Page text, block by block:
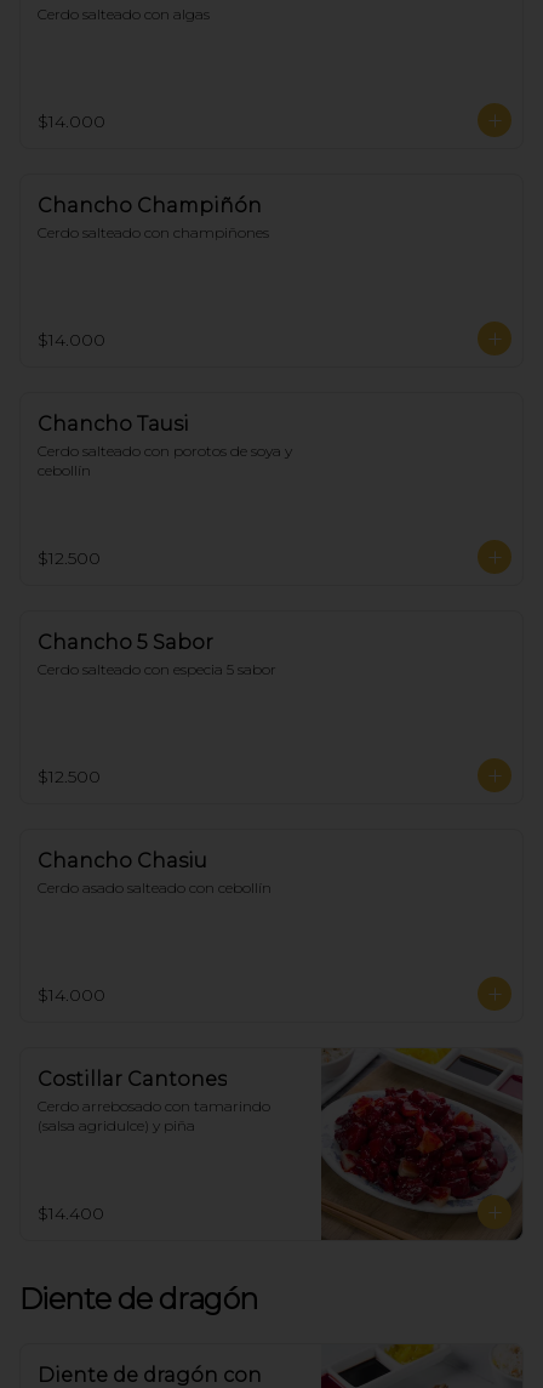
Cerdo salteado con algas
$14.000
Chancho Champiñón
Cerdo salteado con champiñones
$14.000
Chancho Tausi
Cerdo salteado con porotos de soya y
cebollín
$12.500
Chancho 5 Sabor
Cerdo salteado con especia 5 sabor
$12.500
Chancho Chasiu
Cerdo asado salteado con cebollín
$14.000
Costillar Cantones
Cerdo arrebosado con tamarindo
(salsa agridulce) y piña
$14.400
Diente de dragón
Diente de dragón con